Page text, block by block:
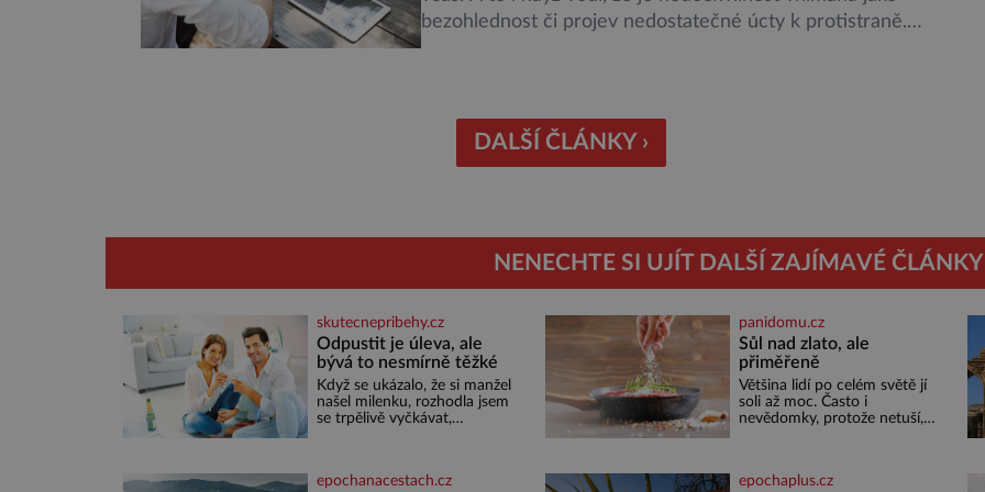
bezohlednost či projev nedostatečné úcty k protistraně.
Nejnovější průzkumy ukazují, že za to lidé, kteří chodí
DALŠÍ ČLÁNKY ›
NENECHTE SI UJÍT DALŠÍ ZAJÍMAVÉ ČLÁNKY
skutecnepribehy.cz
Odpustit je úleva, ale
bývá to nesmírně těžké
Když se ukázalo, že si manžel
našel milenku, rozhodla jsem
se trpělivě vyčkávat,
na světě. Ale každý, kdo s tím
panidomu.cz
Sůl nad zlato, ale
přiměřeně
Většina lidí po celém světě jí
soli až moc. Často i
nevědomky, protože netuší,
sladkých. Sůl je zdravá Ale
epochanacestach.cz epochaplus.cz